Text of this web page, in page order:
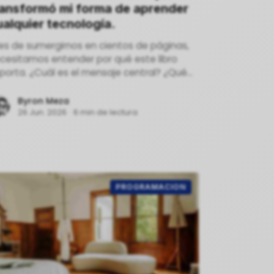
mi forma de aprender
tecnología.
de sumergirnos en cientos de páginas,
entender por qué este libro
¿Cuál es el mensaje central? ¿Qué
infografía brilla.
Byron Meza
26 Jun. 2026 6 min de lectura
PROGRAMACION